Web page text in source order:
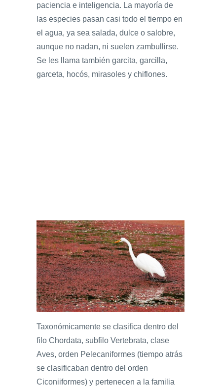
paciencia e inteligencia. La mayoría de
las especies pasan casi todo el tiempo en
el agua, ya sea salada, dulce o salobre,
aunque no nadan, ni suelen zambullirse.
Se les llama también garcita, garcilla,
garceta, hocós, mirasoles y chiflones.
Taxonómicamente se clasifica dentro del
filo Chordata, subfilo Vertebrata, clase
Aves, orden Pelecaniformes (tiempo atrás
se clasificaban dentro del orden
Ciconiiformes) y pertenecen a la familia